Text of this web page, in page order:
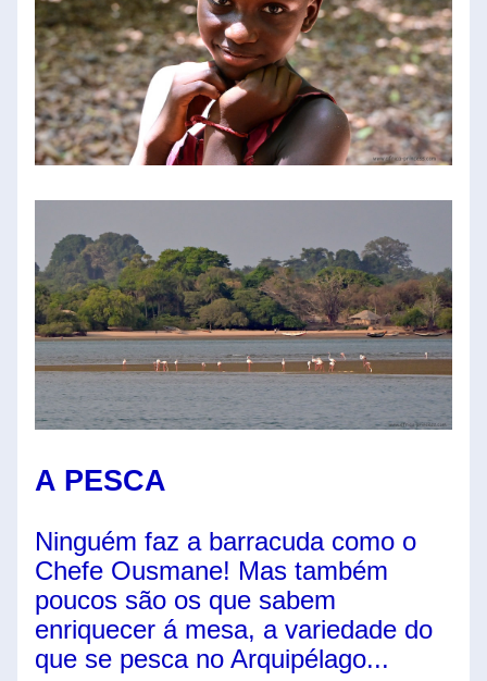
A PESCA
Ninguém faz a barracuda como o
Chefe Ousmane! Mas também
poucos são os que sabem
enriquecer á mesa, a variedade do
que se pesca no Arquipélago...